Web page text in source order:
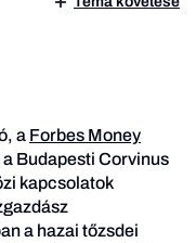
a Forbes Money
Budapesti Corvinus
kapcsolatok
a hazai tőzsdei